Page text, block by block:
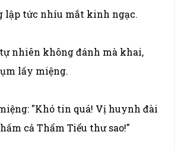
lập tức nhíu mắt kinh ngạc.
nhiên không đánh mà khai,
lấy miệng.
"Khó tin quá! Vị huynh đài
cả Thẩm Tiểu thư sao!"